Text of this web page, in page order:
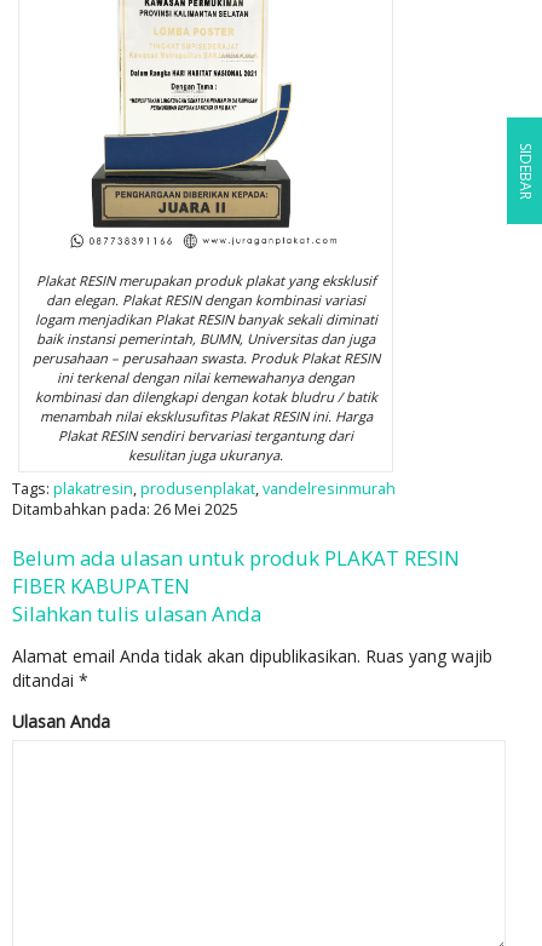
Plakat RESIN merupakan produk plakat yang eksklusif
dan elegan. Plakat RESIN dengan kombinasi variasi
logam menjadikan Plakat RESIN banyak sekali diminati
baik instansi pemerintah, BUMN, Universitas dan juga
perusahaan – perusahaan swasta. Produk Plakat RESIN
ini terkenal dengan nilai kemewahanya dengan
kombinasi dan dilengkapi dengan kotak bludru / batik
menambah nilai eksklusufitas Plakat RESIN ini. Harga
Plakat RESIN sendiri bervariasi tergantung dari
kesulitan juga ukuranya.
Tags: plakatresin,produsenplakat,vandelresinmurah
Ditambahkan pada: 26 Mei 2025
Belum ada ulasan untuk produk PLAKAT RESIN
FIBER KABUPATEN
Silahkan tulis ulasan Anda
Alamat email Anda tidak akan dipublikasikan. Ruas yang wajib
ditandai *
Ulasan Anda
SIDEBAR